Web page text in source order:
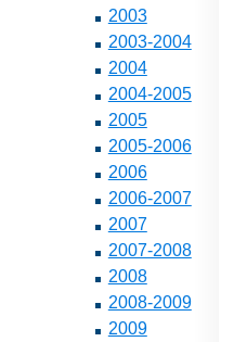
2003
2003-2004
2004
2004-2005
2005
2005-2006
2006
2006-2007
2007
2007-2008
2008
2008-2009
2009